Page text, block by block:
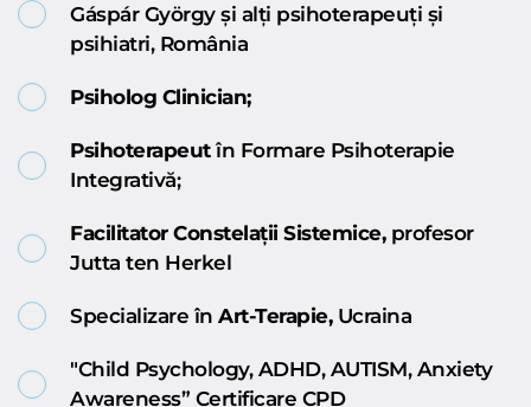
Gáspár György și alți psihoterapeuți și
psihiatri, România
Psiholog Clinician;
Psihoterapeut în Formare Psihoterapie
Integrativă;
Facilitator Constelații Sistemice, profesor
Jutta ten Herkel
Specializare în Art-Terapie, Ucraina
"Child Psychology, ADHD, AUTISM, Anxiety
Awareness” Certificare CPD